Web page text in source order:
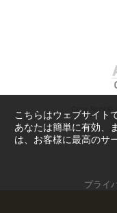
Copy Right©
こちらはウェブサイト
あなたは簡単に有効、
は、お客様に最高のサ
プライ